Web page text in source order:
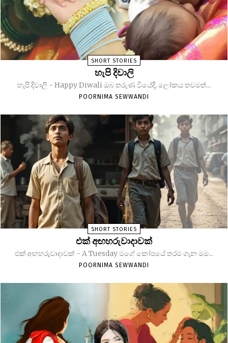
SHORT STORIES
හැපි දිවාලි
හැපි දිවාලි - Happy Diwali ඔබ තරුණ වියේදී, ලෝකය තවමත්...
POORNIMA SEWWANDI
SHORT STORIES
එක් අඟහරුවාදාවක්
එක් අඟහරුවාදාවක් - A Tuesday මගේ කෝපයේ තරම ගැන මම...
POORNIMA SEWWANDI